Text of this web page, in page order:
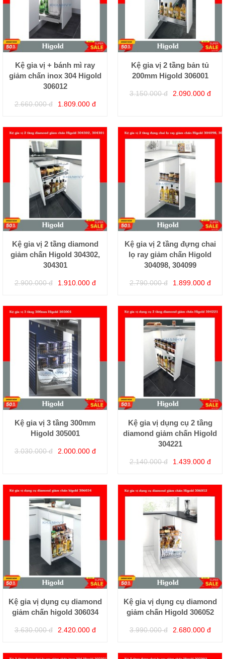
Kệ gia vị + bánh mì ray
giảm chấn inox 304 Higold
306012
2.660.000 đ 1.809.000 đ
Kệ gia vị 2 tầng bản tủ
200mm Higold 306001
3.150.000 đ 2.090.000 đ
Kệ gia vị 2 tầng diamond
giảm chấn Higold 304302,
304301
2.900.000 đ 1.910.000 đ
Kệ gia vị 2 tầng đựng chai
lọ ray giảm chấn Higold
304098, 304099
2.790.000 đ 1.899.000 đ
Kệ gia vị 3 tầng 300mm
Higold 305001
3.030.000 đ 2.000.000 đ
Kệ gia vị dụng cụ 2 tầng
diamond giảm chấn Higold
304221
2.140.000 đ 1.439.000 đ
Kệ gia vị dụng cụ diamond
giảm chấn higold 306034
3.630.000 đ 2.420.000 đ
Kệ gia vị dụng cụ diamond
giảm chấn Higold 306052
3.990.000 đ 2.680.000 đ